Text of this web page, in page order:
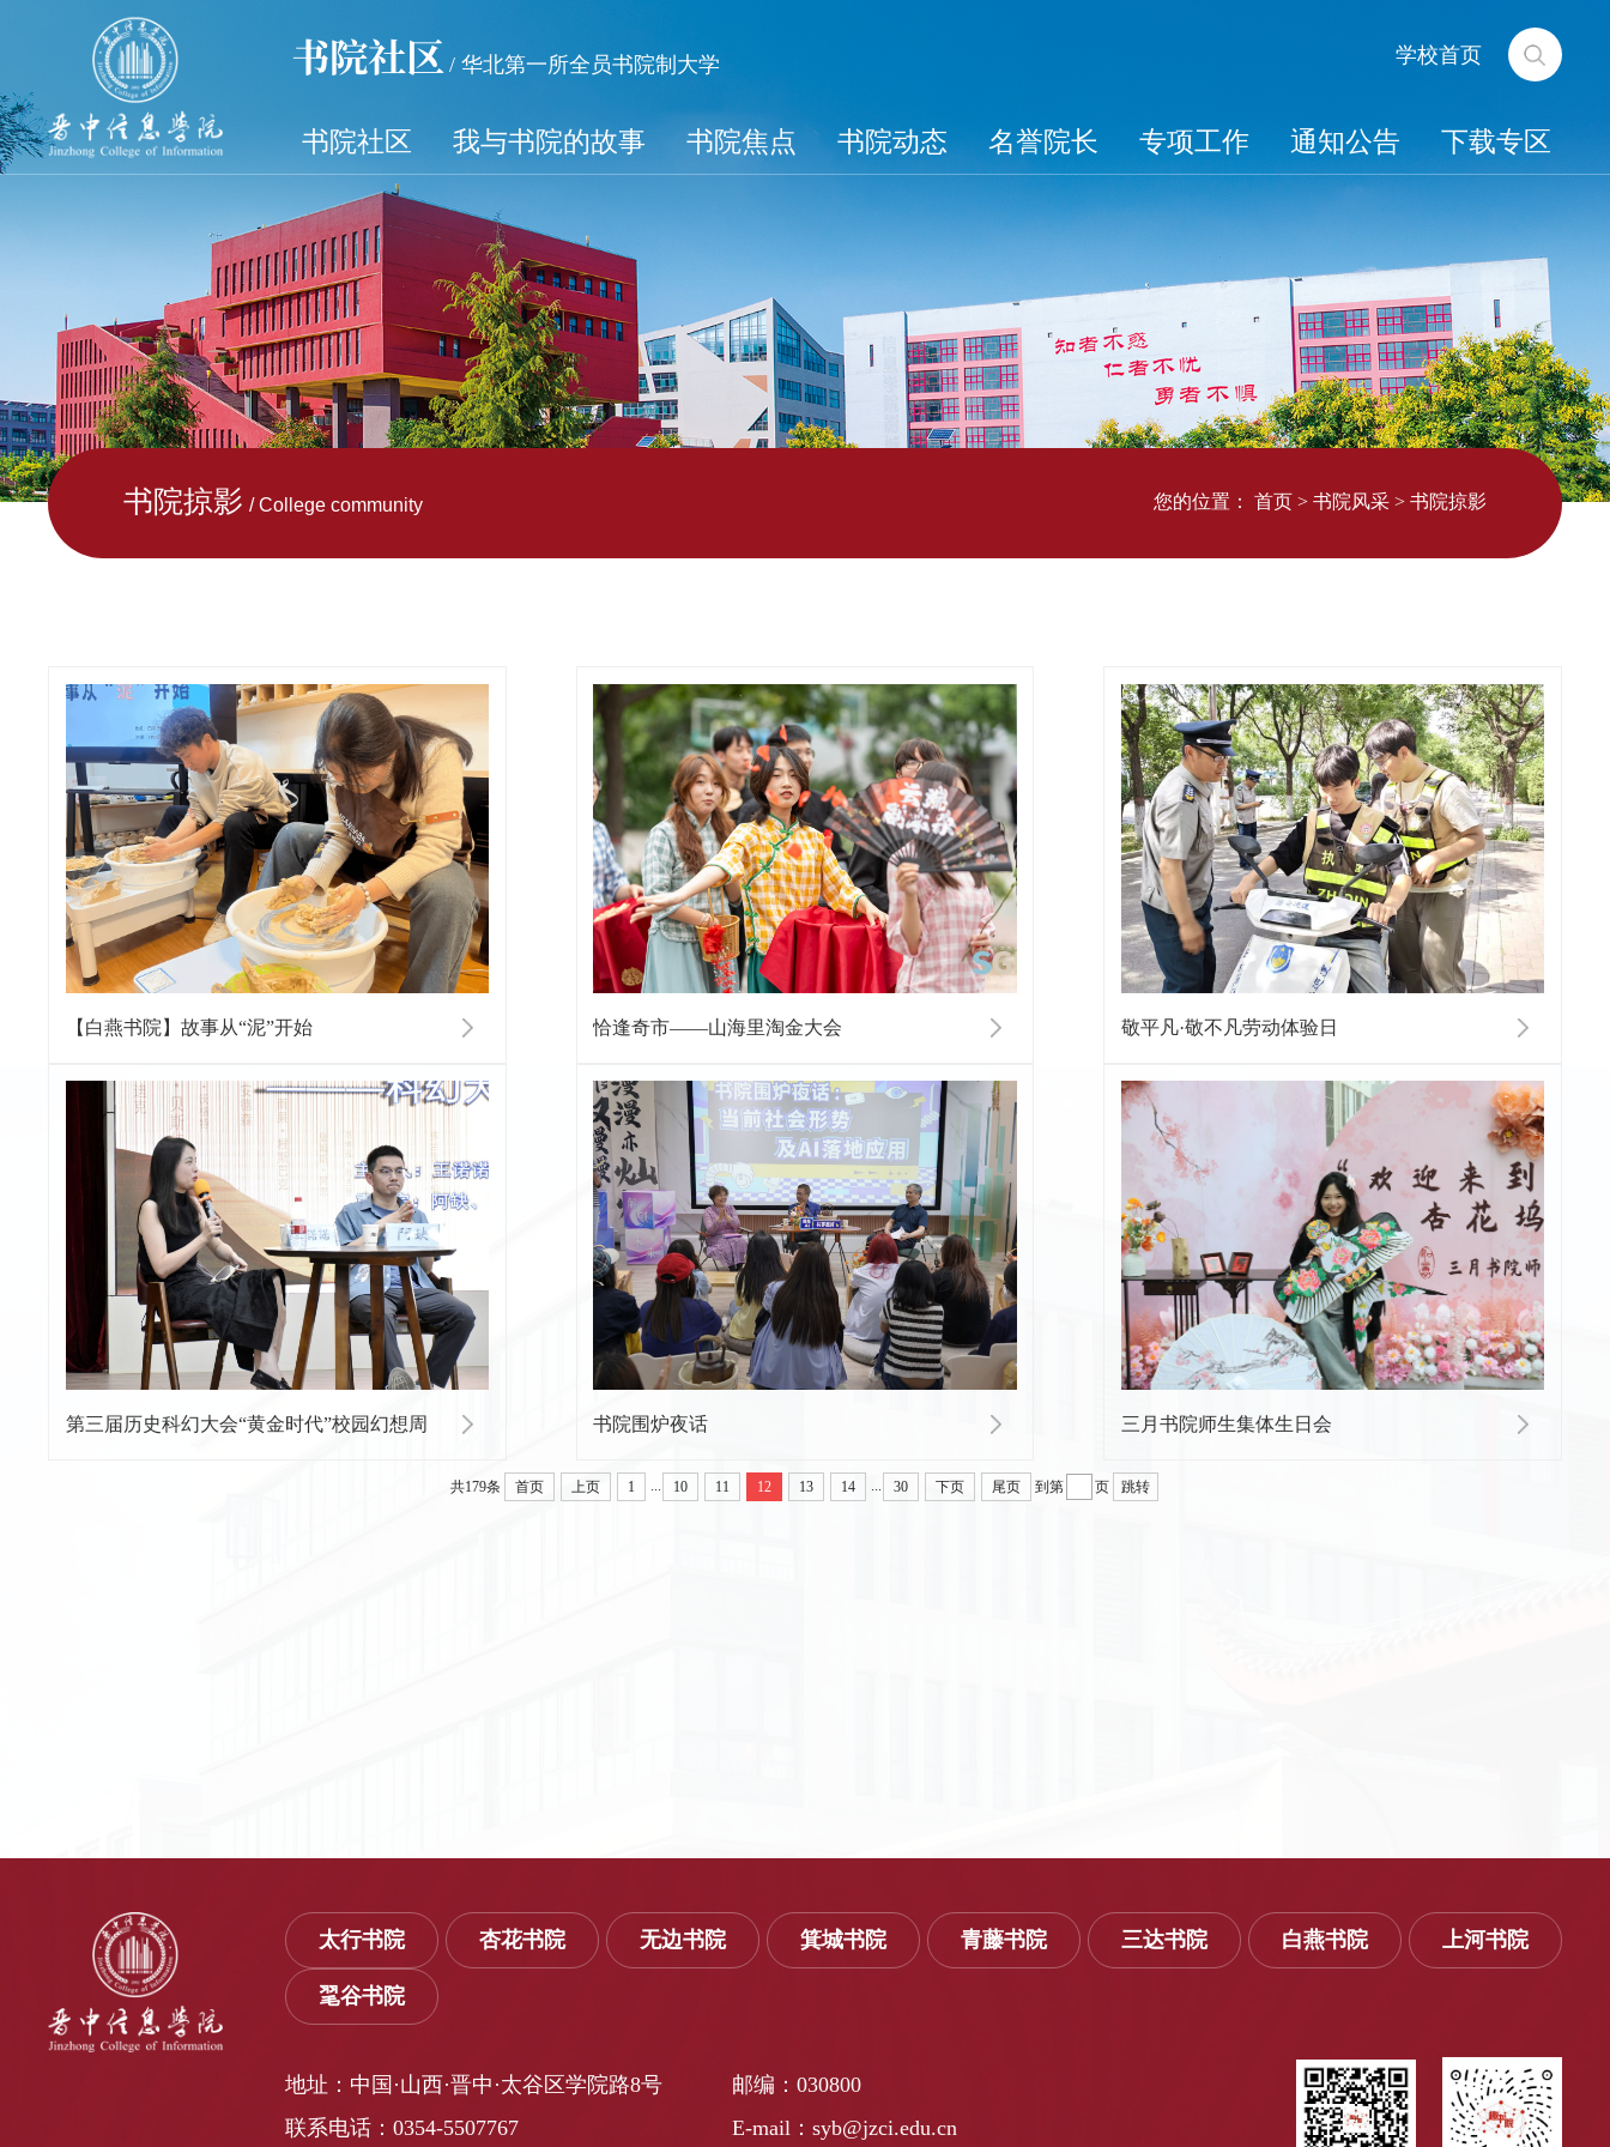
书院社区 / 华北第一所全员书院制大学 学校首页
书院社区 我与书院的故事 书院焦点 书院动态 名誉院长 专项工作 通知公告 下载专区
书院掠影 / College community 您的位置： 首页 > 书院风采 > 书院掠影
【白燕书院】故事从“泥”开始 恰逢奇市——山海里淘金大会 敬平凡·敬不凡劳动体验日
第三届历史科幻大会“黄金时代”校园幻想周 书院围炉夜话 三月书院师生集体生日会
共179条 首页 上页 1 10 11 12 13 14 30 下页 尾页 到第 页 跳转
太行书院 杏花书院 无边书院 箕城书院 青藤书院 三达书院 白燕书院 上河书院
毣谷书院
地址：中国·山西·晋中·太谷区学院路8号
联系电话：0354-5507767
邮编：030800
E-mail：syb@jzci.edu.cn